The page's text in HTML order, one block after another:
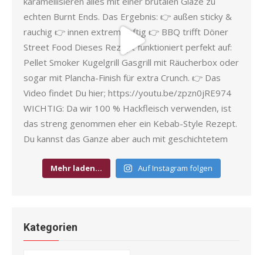
Mehr laden… Auf Instagram folgen
Kategorien